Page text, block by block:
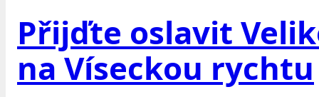
Přijďte oslavit
na Víseckou rychtu